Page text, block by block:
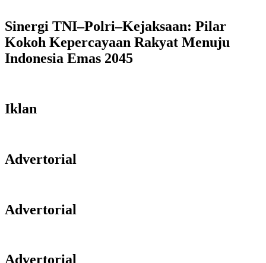
Sinergi TNI–Polri–Kejaksaan: Pilar
Kokoh Kepercayaan Rakyat Menuju
Indonesia Emas 2045
Iklan
Advertorial
Advertorial
Advertorial